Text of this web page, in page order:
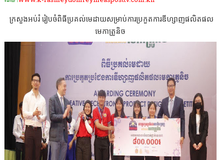
ក្រសួងអប់រំ រៀបចំពិធីប្រគល់មេដាយសម្រាប់ការប្រកួតការឌីហ្សាញផលិតផល
មេកាត្រូនិច